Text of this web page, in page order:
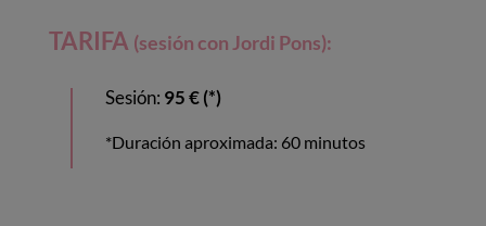
TARIFA (sesión con Jordi Pons):
Sesión: 95 € (*)
*Duración aproximada: 60 minutos